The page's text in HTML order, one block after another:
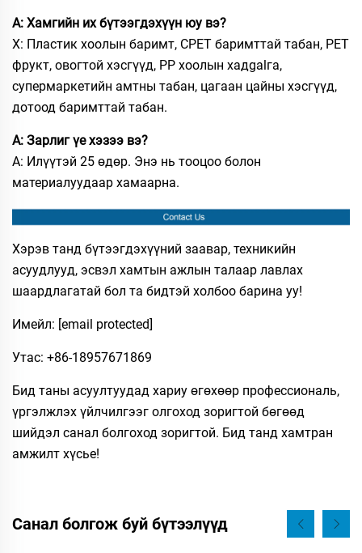
А: Хамгийн их бүтээгдэхүүн юу вэ?
Х: Пластик хоолын баримт, CPET баримттай табан, PET
фрукт, овогтой хэсгүүд, PP хоолын хадgalга,
супермаркетийн амтны табан, цагаан цайны хэсгүүд,
дотоод баримттай табан.
А: Зарлиг үе хэзээ вэ?
А: Илүүтэй 25 өдөр. Энэ нь тооцоо болон
материалуудаар хамаарна.
Хэрэв танд бүтээгдэхүүний заавар, техникийн
асуудлууд, эсвэл хамтын ажлын талаар лавлах
шаардлагатай бол та бидтэй холбоо барина уу!
Имейл: [email protected]
Утас: +86-18957671869
Бид таны асуултуудад хариу өгөхөөр профессиональ,
үргэлжлэх үйлчилгээг олгоход зоригтой бөгөөд
шийдэл санал болгоход зоригтой. Бид танд хамтран
амжилт хүсье!
Санал болгож буй бүтээлүүд